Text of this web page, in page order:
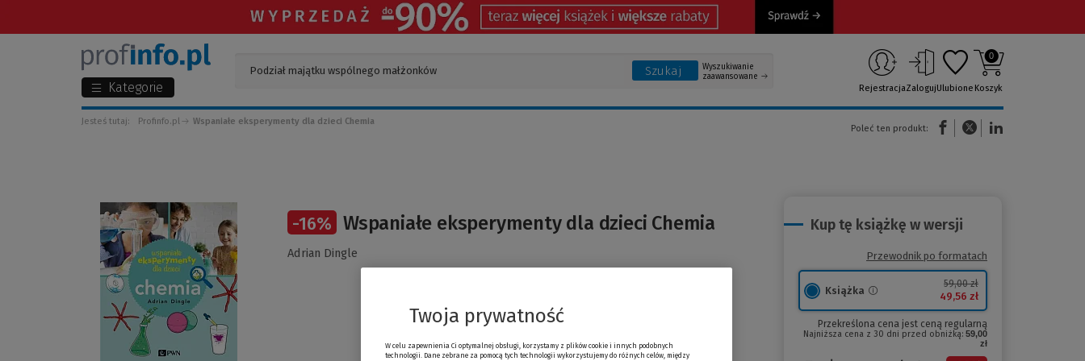
Kategorie
Szukaj
Wyszukiwanie
zaawansowane
RejestracjaZalogujUlubione
0
Koszyk
Jesteś tutaj: Profinfo.pl Wspaniałe eksperymenty dla dzieci Chemia
Poleć ten produkt:
(Nowe okno)(Link do innej strony)
do
innej
strony)
-16% Wspaniałe eksperymenty dla dzieci Chemia
Adrian Dingle
Kup tę książkę w wersji
Przewodnik po formatach
Książka
59,00 zł
49,56 zł
Przekreślona cena jest ceną regularną
Najniższa cena z 30 dni przed obniżką: 59,00
zł
Twoja prywatność
W celu zapewnienia Ci optymalnej obsługi, korzystamy z plików cookie i innych podobnych
technologii. Dane zebrane za pomocą tych technologii wykorzystujemy do różnych celów, między